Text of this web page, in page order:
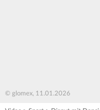
© glomex, 11.01.2026